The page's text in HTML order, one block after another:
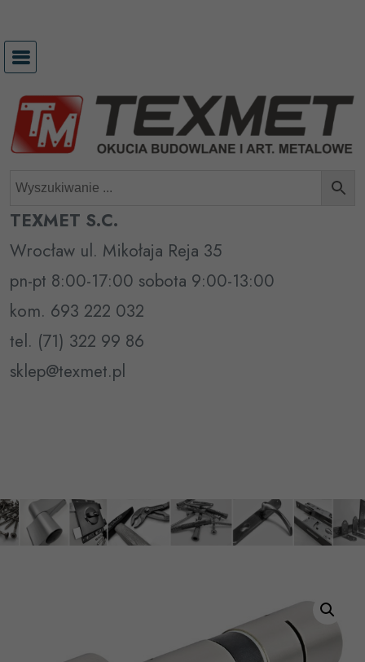
treści
TEXMET S.C.
Wrocław ul. Mikołaja Reja 35
pn-pt 8:00-17:00 sobota 9:00-13:00
kom. 693 222 032
tel. (71) 322 99 86
sklep@texmet.pl